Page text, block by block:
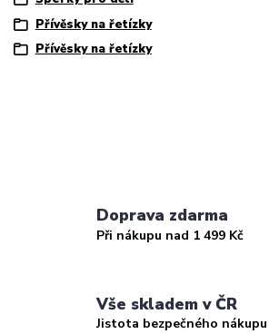
Přívěsky na řetízky
Přívěsky na řetízky
Doprava zdarma
Při nákupu nad 1 499 Kč
Vše skladem v ČR
Jistota bezpečného nákupu